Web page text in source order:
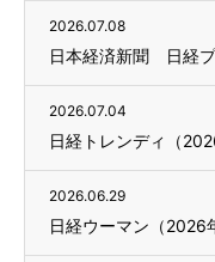
2026.07.08
日本経済新聞 日経
2026.07.04
日経トレンディ（
2026.06.29
日経ウーマン（2026